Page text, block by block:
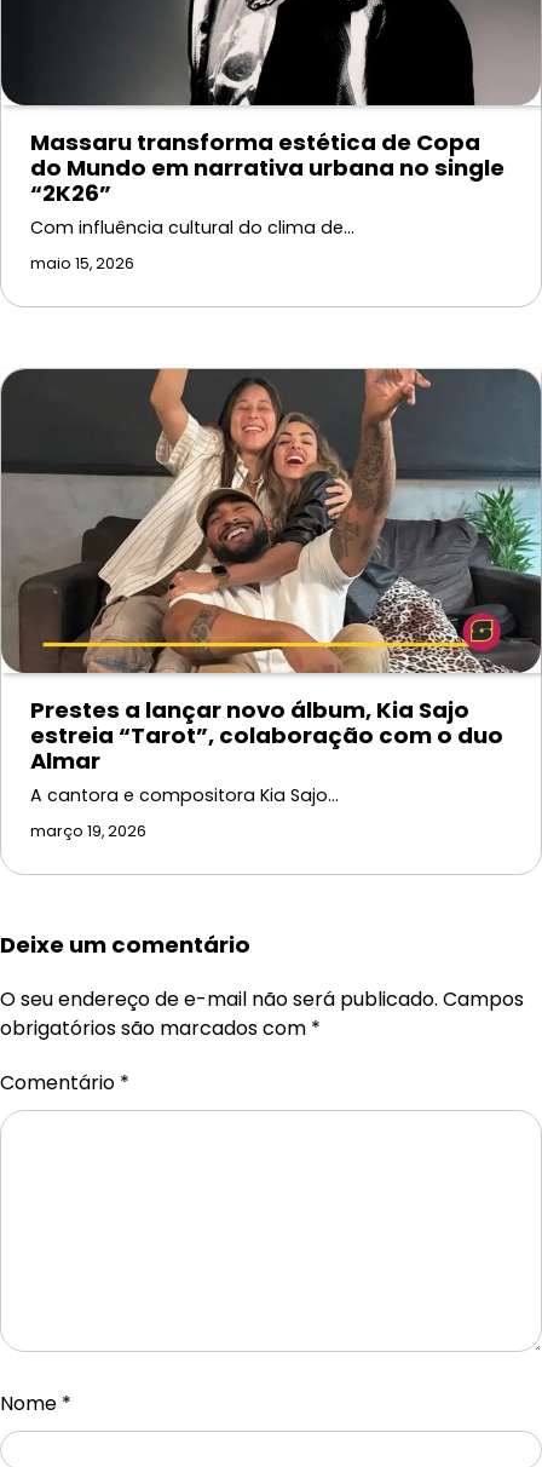
Massaru transforma estética de Copa
do Mundo em narrativa urbana no single
“2K26”
Com influência cultural do clima de…
maio 15, 2026
Prestes a lançar novo álbum, Kia Sajo
estreia “Tarot”, colaboração com o duo
Almar
A cantora e compositora Kia Sajo…
março 19, 2026
Deixe um comentário
O seu endereço de e-mail não será publicado. Campos
obrigatórios são marcados com *
Comentário *
Nome *